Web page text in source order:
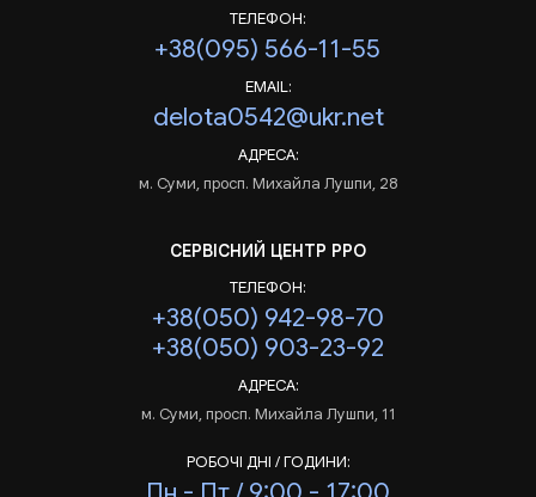
ТЕЛЕФОН:
+38(095) 566-11-55
EMAIL:
delota0542@ukr.net
АДРЕСА:
м. Суми, просп. Михайла Лушпи, 28
СЕРВІСНИЙ ЦЕНТР РРО
ТЕЛЕФОН:
+38(050) 942-98-70
+38(050) 903-23-92
АДРЕСА:
м. Суми, просп. Михайла Лушпи, 11
РОБОЧІ ДНІ / ГОДИНИ: